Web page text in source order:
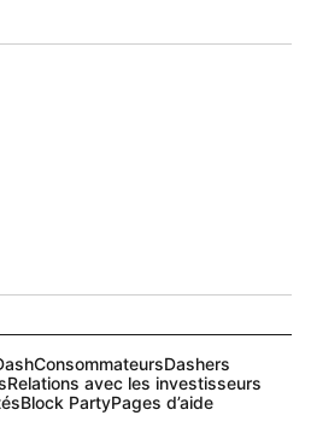
ConsommateursDashers
Relations avec les investisseurs
Block PartyPages d’aide